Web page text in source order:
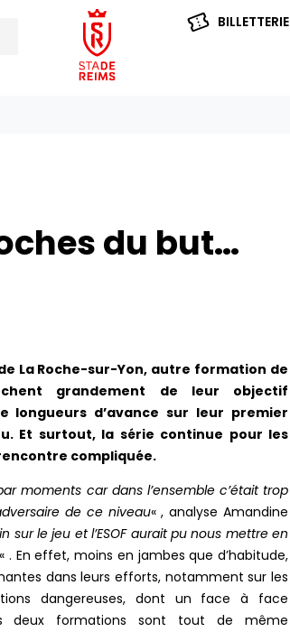
BILLETTERIE
du but…
La Roche-sur-Yon, autre formation de
grandement de leur objectif
longueurs d’avance sur leur premier
Et surtout, la série continue pour les
compliquée.
moments car dans l’ensemble c’était trop
de ce niveau« , analyse Amandine
le jeu et l’ESOF aurait pu nous mettre en
« . En effet, moins en jambes que d’habitude,
dans leurs efforts, notamment sur les
dangereuses, dont un face à face
deux formations sont tout de même